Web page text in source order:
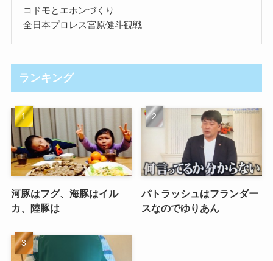
コドモとエホンづくり
全日本プロレス宮原健斗観戦
ランキング
河豚はフグ、海豚はイル
カ、陸豚は
パトラッシュはフランダー
スなのでゆりあん